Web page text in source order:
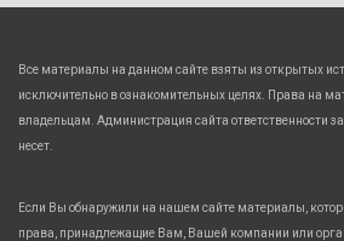
Все материалы на данном сайте взяты из открытых
исключительно в ознакомительных целях. Права на
владельцам. Администрация сайта ответственности
несет.
Если Вы обнаружили на нашем сайте материалы,
права, принадлежащие Вам, Вашей компании или